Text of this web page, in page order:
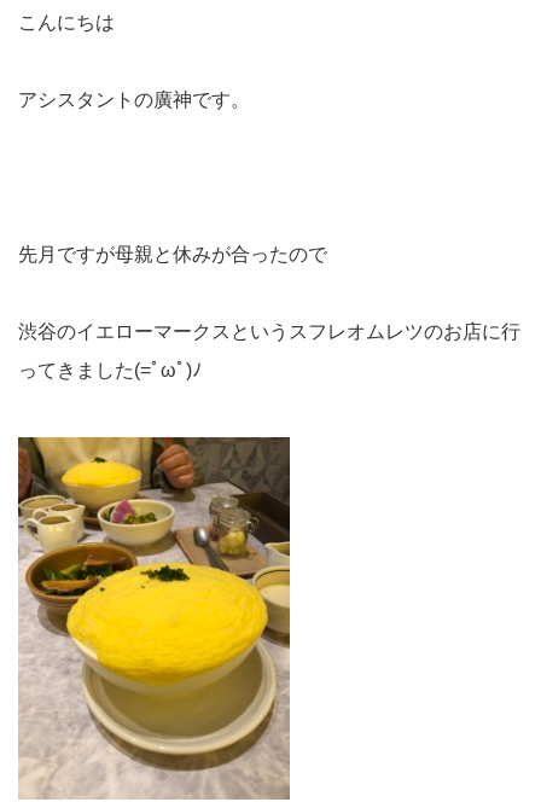
こんにちは
アシスタントの廣神です。
先月ですが母親と休みが合ったので
渋谷のイエローマークスというスフレオムレツのお店に行
ってきました(=ﾟωﾟ)ﾉ